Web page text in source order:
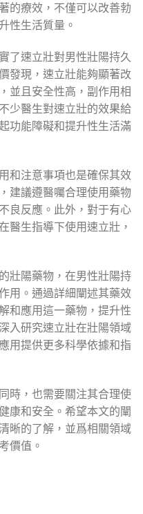
的療效，不僅可以改善勃
性生活質量。
了速立壯對男性壯陽持久
發現，速立壯能夠顯著改
並且安全性高，副作用相
少醫生對速立壯的效果給
功能障礙和提升性生活滿
和注意事項也是確保其效
建議遵醫囑合理使用藥物
良反應。此外，對于有心
醫生指導下使用速立壯，
壯陽藥物，在男性壯陽持
用。通過詳細闡述其藥效
和應用這一藥物，提升性
入研究速立壯在壯陽領域
用提供更多科學依據和指
時，也需要關注其合理使
康和安全。希望本文的闡
晰的了解，並爲相關領域
價值。